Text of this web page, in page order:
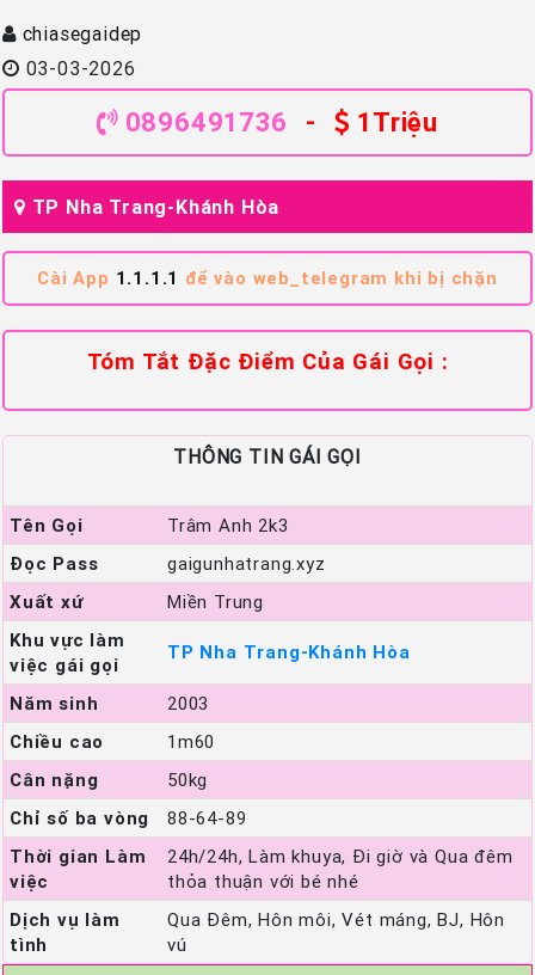
chiasegaidep
03-03-2026
0896491736 - 1Triệu
TP Nha Trang-Khánh Hòa
Cài App 1.1.1.1 để vào web_telegram khi bị chặn
Tóm Tắt Đặc Điểm Của Gái Gọi :
THÔNG TIN GÁI GỌI
Tên Gọi
Trâm Anh 2k3
Đọc Pass
gaigunhatrang.xyz
Xuất xứ
Miền Trung
Khu vực làm
việc gái gọi
TP Nha Trang-Khánh Hòa
Năm sinh
2003
Chiều cao
1m60
Cân nặng
50kg
Chỉ số ba vòng
88-64-89
Thời gian Làm
việc
24h/24h, Làm khuya, Đi giờ và Qua đêm
thỏa thuận với bé nhé
Dịch vụ làm
tình
Qua Đêm, Hôn môi, Vét máng, BJ, Hôn
vú